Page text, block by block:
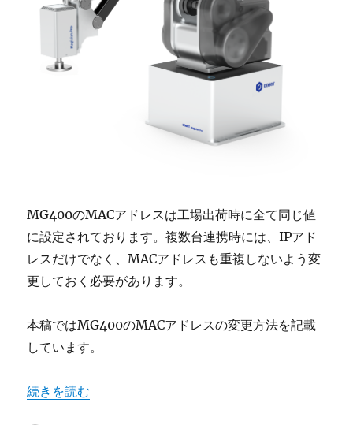
MG400のMACアドレスは工場出荷時に全て同じ値
に設定されております。複数台連携時には、IPアド
レスだけでなく、MACアドレスも重複しないよう変
更しておく必要があります。
本稿ではMG400のMACアドレスの変更方法を記載
しています。
“Dobot MG400 ー MACアドレスの変更方法” の
続きを読む